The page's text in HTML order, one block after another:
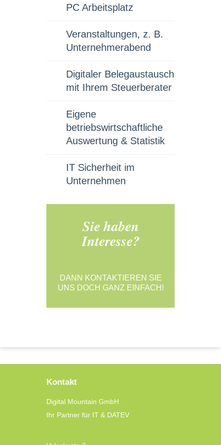
PC Arbeitsplatz
Veranstaltungen, z. B.
Unternehmerabend
Digitaler Belegaustausch
mit Ihrem Steuerberater
Eigene
betriebswirtschaftliche
Auswertung & Statistik
IT Sicherheit im
Unternehmen
Sie haben
Interesse?
DANN KONTAKTIEREN SIE
UNS DOCH GANZ EINFACH!
Kontakt
Digital Mountain GmbH
Ihr Partner für IT & DATEV